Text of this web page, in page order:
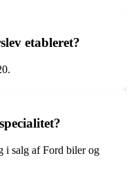
etableret?
i salg af Ford biler og